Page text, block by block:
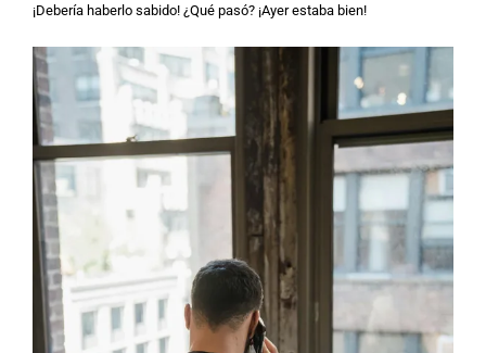
¡Debería haberlo sabido! ¿Qué pasó? ¡Ayer estaba bien!